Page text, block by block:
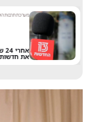
מערכת תרבות
את חדשות 13